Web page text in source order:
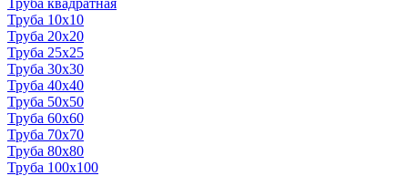
Труба квадратная
Труба 10x10
Труба 20x20
Труба 25x25
Труба 30x30
Труба 40x40
Труба 50x50
Труба 60x60
Труба 70x70
Труба 80x80
Труба 100x100